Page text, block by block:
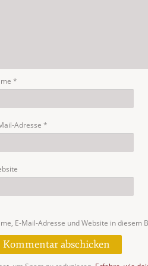
*
Adresse *
E-Mail-Adresse und Website in